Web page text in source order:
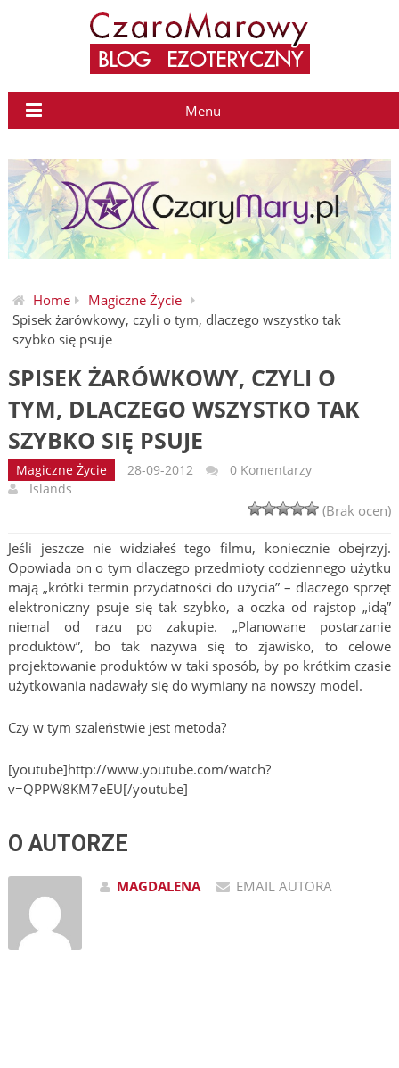
Menu
Home
Magiczne Życie
Spisek żarówkowy, czyli o tym, dlaczego wszystko tak
szybko się psuje
SPISEK ŻARÓWKOWY, CZYLI O
TYM, DLACZEGO WSZYSTKO TAK
SZYBKO SIĘ PSUJE
Magiczne Życie 28-09-2012
0 Komentarzy
Islands
(Brak ocen)
Jeśli jeszcze nie widziałeś tego filmu, koniecznie obejrzyj.
Opowiada on o tym dlaczego przedmioty codziennego użytku
mają „krótki termin przydatności do użycia” – dlaczego sprzęt
elektroniczny psuje się tak szybko, a oczka od rajstop „idą”
niemal od razu po zakupie. „Planowane postarzanie
produktów”, bo tak nazywa się to zjawisko, to celowe
projektowanie produktów w taki sposób, by po krótkim czasie
użytkowania nadawały się do wymiany na nowszy model.
Czy w tym szaleństwie jest metoda?
[youtube]http://www.youtube.com/watch?
v=QPPW8KM7eEU[/youtube]
O AUTORZE
MAGDALENA EMAIL AUTORA